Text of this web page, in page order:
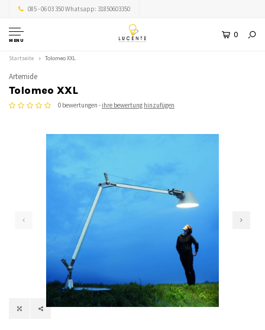
085 - 06 03 350 Whatsapp: 31850603350
MENU
0
Startseite Tolomeo XXL
Artemide
Tolomeo XXL
0 bewertungen - ihre bewertung hinzufügen